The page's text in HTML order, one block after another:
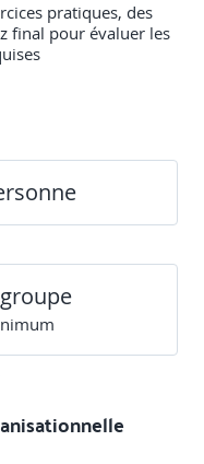
pratiques, des
final pour évaluer les